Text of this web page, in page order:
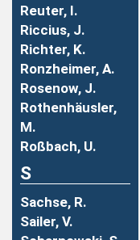
Reuter, I.
Riccius, J.
Richter, K.
Ronzheimer, A.
Rosenow, J.
Rothenhäusler,
M.
Roßbach, U.
S
Sachse, R.
Sailer, V.